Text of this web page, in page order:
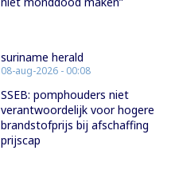
suriname herald
08-aug-2026 - 00:08
SSEB: pomphouders niet
verantwoordelijk voor hogere
brandstofprijs bij afschaffing
prijscap